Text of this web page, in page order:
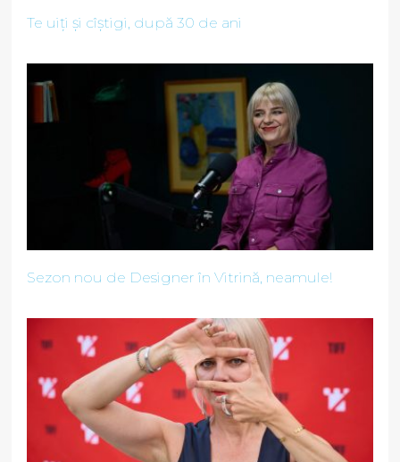
Te uiți și cîștigi, după 30 de ani
Sezon nou de Designer în Vitrină, neamule!